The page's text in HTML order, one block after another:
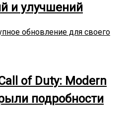
и улучшений
обновление для своего
of Duty: Modern
подробности